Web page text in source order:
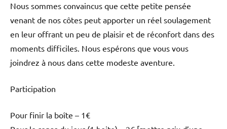
Nous sommes convaincus que cette petite pensée
venant de nos côtes peut apporter un réel soulagement
en leur offrant un peu de plaisir et de réconfort dans des
moments difficiles. Nous espérons que vous vous
joindrez à nous dans cette modeste aventure.
Participation
Pour finir la boîte – 1€